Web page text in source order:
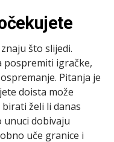
što slijedi.
pospremiti igračke,
Pitanja je
doista može
želi li danas
unuci dobivaju
uče granice i